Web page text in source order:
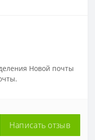
Новой почты
Написать отзыв